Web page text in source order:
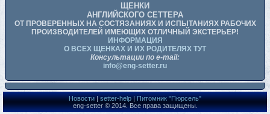
ЩЕНКИ
АНГЛИЙСКОГО СЕТТЕРА
ОТ ПРОВЕРЕННЫХ НА СОСТЯЗАНИЯХ И ИСПЫТАНИЯХ РАБОЧИХ
ПРОИЗВОДИТЕЛЕЙ ИМЕЮЩИХ ОТЛИЧНЫЙ ЭКСТЕРЬЕР!
ИНФОРМАЦИЯ
О ВСЕХ ЩЕНКАХ И ИХ РОДИТЕЛЯХ ТУТ
Консультации по e-mail:
info@eng-setter.ru
Новости|setter-help|Питомник "Пюрсель"
eng-setter © 2014. Все права защищены.